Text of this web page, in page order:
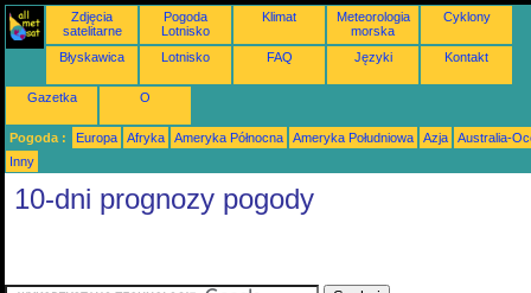
Zdjęcia
satelitarne
Pogoda
Lotnisko
Klimat
Meteorologia
morska
Cyklony
Błyskawica Lotnisko FAQ Języki Kontakt
Gazetka O
Pogoda : Europa Afryka Ameryka Północna Ameryka Południowa Azja
Australia-
Inny
10-dni prognozy pogody